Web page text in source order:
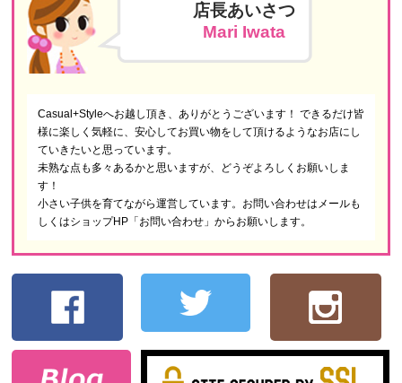
店長あいさつ
Mari Iwata
Casual+Styleへお越し頂き、ありがとうございます！ できるだけ皆
様に楽しく気軽に、安心してお買い物をして頂けるようなお店にし
ていきたいと思っています。
未熟な点も多々あるかと思いますが、どうぞよろしくお願いしま
す！
小さい子供を育てながら運営しています。お問い合わせはメールも
しくはショップHP「お問い合わせ」からお願いします。